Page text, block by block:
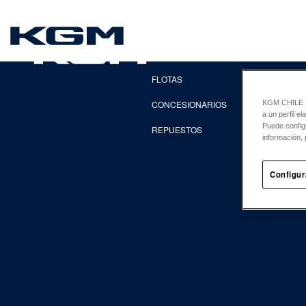
SsangYong
FLOTAS
CONCESIONARIOS
REPUESTOS
KGM
a un perfil
Puede
información,